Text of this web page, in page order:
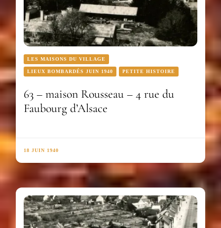
LES MAISONS DU VILLAGE
LIEUX BOMBARDÉS JUIN 1940 PETITE HISTOIRE
63 – maison Rousseau – 4 rue du
Faubourg d’Alsace
18 JUIN 1940